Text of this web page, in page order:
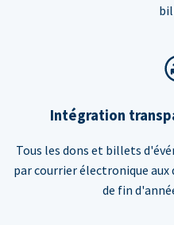
Intégration
Tous les dons et billets
par courrier électronique
de fin